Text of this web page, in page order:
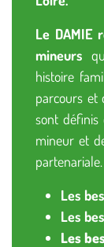
Le DAMIE
mineurs
histoire
parcours et
sont définis
mineur et
Les
Les
Les